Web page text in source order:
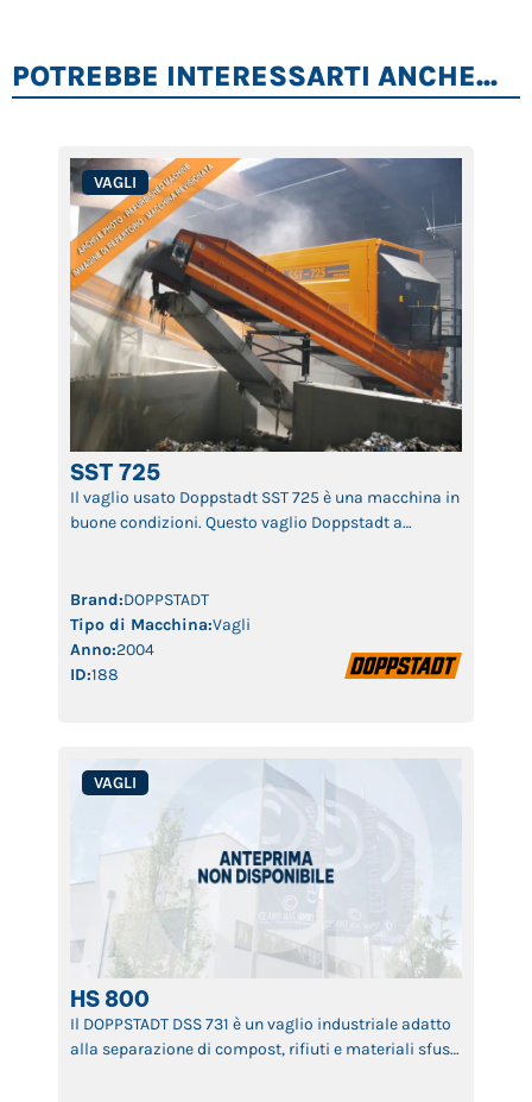
POTREBBE INTERESSARTI ANCHE...
VAGLI
SST 725
Il vaglio usato Doppstadt SST 725 è una macchina in
buone condizioni. Questo vaglio Doppstadt a
usato Doppstadt SST 725 trova spazio negli impianti
di selezione e di trattamento dei rifiuti, come pure
negli impianti di compostaggio. Grazie […]
Brand:DOPPSTADT
Tipo di Macchina:Vagli
Anno:2004
ID:188
VAGLI
HS 800
Il DOPPSTADT DSS 731 è un vaglio industriale adatto
alla separazione di compost, rifiuti e materiali sfusi,